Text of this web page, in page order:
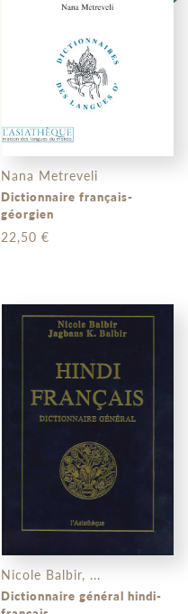
Nana Metreveli
Dictionnaire français-
géorgien
22,50 €
Nicole Balbir, ...
Dictionnaire général hindi-